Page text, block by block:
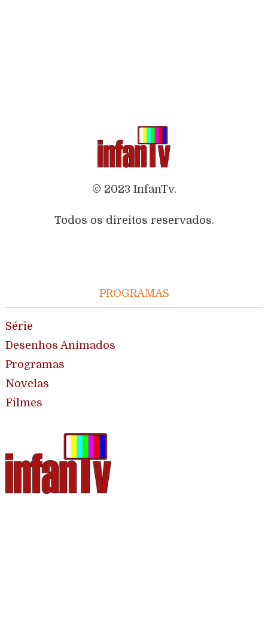
© 2023 InfanTv.
Todos os direitos reservados.
PROGRAMAS
Série
Desenhos Animados
Programas
Novelas
Filmes